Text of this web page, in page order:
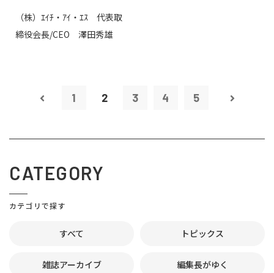
（株）ｴｲﾁ・ｱｲ・ｴｽ 代表取
締役会長/CEO 澤田秀雄
1 2 3 4 5
CATEGORY
カテゴリで探す
すべて トピックス
雑誌アーカイブ 編集長がゆく